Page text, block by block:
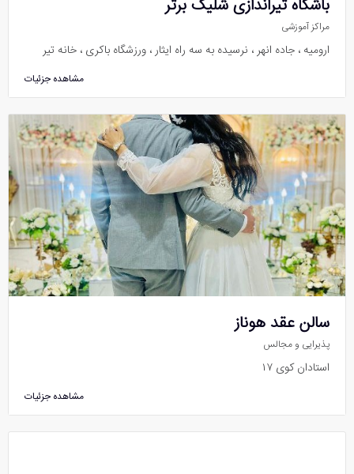
باشگاه تیراندازی شلیک برتر
مراکز آموزشی
ارومیه ، جاده انهر ، نرسیده به سه راه ایثار ، ورزشگاه باکری ، خانه تیر
مشاهده جزئیات
سالن عقد هوناز
پذیرایی و مجالس
استادان کوی ۱۷
مشاهده جزئیات